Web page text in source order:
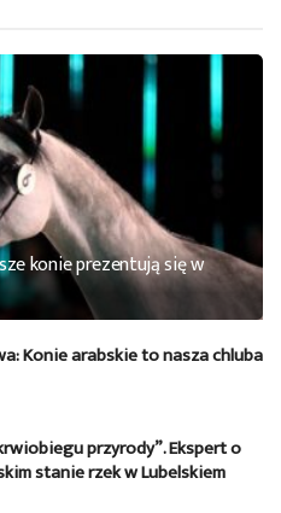
konie prezentują się w
Konie arabskie to nasza chluba
przyrody”. Ekspert o
stanie rzek w Lubelskiem